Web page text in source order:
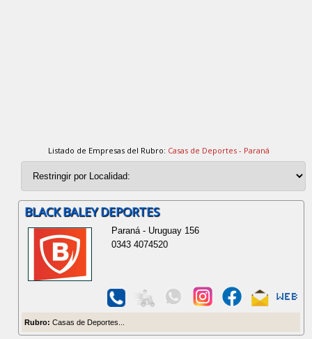
Listado de Empresas del Rubro: Casas de Deportes - Paraná
BLACK BALEY DEPORTES
Paraná - Uruguay 156
0343 4074520
Rubro: Casas de Deportes...